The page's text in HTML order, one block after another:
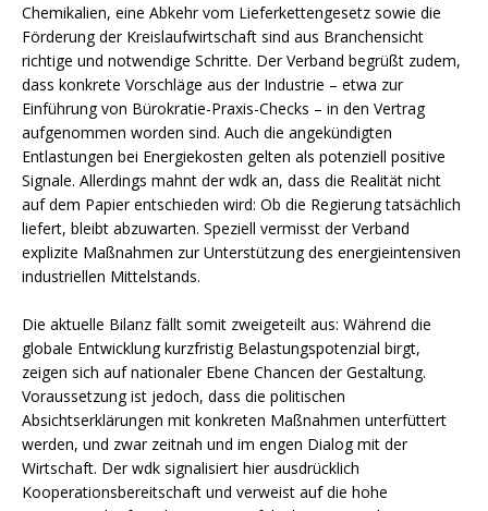
Chemikalien, eine Abkehr vom Lieferkettengesetz sowie die
Förderung der Kreislaufwirtschaft sind aus Branchensicht
richtige und notwendige Schritte. Der Verband begrüßt zudem,
dass konkrete Vorschläge aus der Industrie – etwa zur
Einführung von Bürokratie-Praxis-Checks – in den Vertrag
aufgenommen worden sind. Auch die angekündigten
Entlastungen bei Energiekosten gelten als potenziell positive
Signale. Allerdings mahnt der wdk an, dass die Realität nicht
auf dem Papier entschieden wird: Ob die Regierung tatsächlich
liefert, bleibt abzuwarten. Speziell vermisst der Verband
explizite Maßnahmen zur Unterstützung des energieintensiven
industriellen Mittelstands.
Die aktuelle Bilanz fällt somit zweigeteilt aus: Während die
globale Entwicklung kurzfristig Belastungspotenzial birgt,
zeigen sich auf nationaler Ebene Chancen der Gestaltung.
Voraussetzung ist jedoch, dass die politischen
Absichtserklärungen mit konkreten Maßnahmen unterfüttert
werden, und zwar zeitnah und im engen Dialog mit der
Wirtschaft. Der wdk signalisiert hier ausdrücklich
Kooperationsbereitschaft und verweist auf die hohe